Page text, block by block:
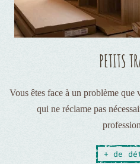
PETITS
Vous êtes face à un problème que
qui ne réclame pas
+ de